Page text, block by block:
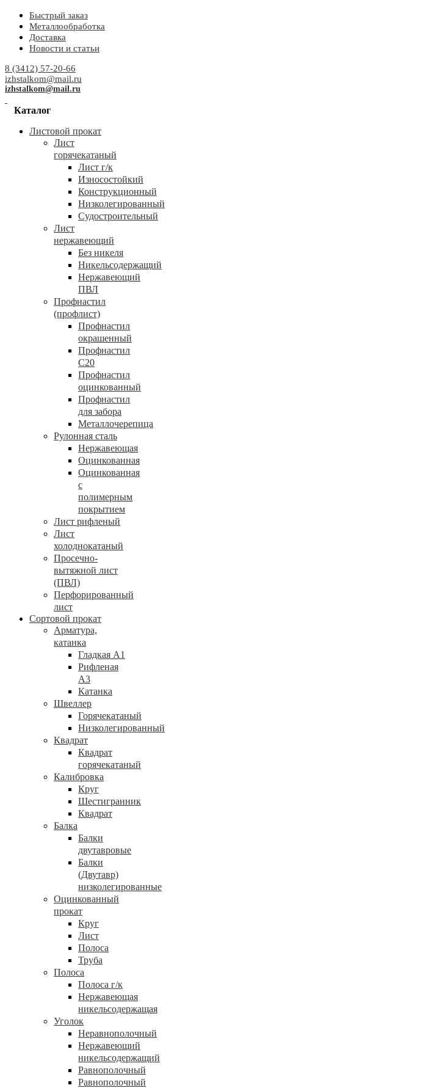
Быстрый заказ
Металлообработка
Доставка
Новости и статьи
8 (3412) 57-20-66
izhstalkom@mail.ru
izhstalkom@mail.ru
Каталог
Листовой прокат
Лист
горячекатаный
Лист г/к
Износостойкий
Конструкционный
Низколегированный
Судостроительный
Лист
нержавеющий
Без никеля
Никельсодержащий
Нержавеющий
ПВЛ
Профнастил
(профлист)
Профнастил
окрашенный
Профнастил
С20
Профнастил
оцинкованный
Профнастил
для забора
Металлочерепица
Рулонная сталь
Нержавеющая
Оцинкованная
Оцинкованная
с
полимерным
покрытием
Лист рифленый
Лист
холоднокатаный
Просечно-
вытяжной лист
(ПВЛ)
Перфорированный
лист
Сортовой прокат
Арматура,
катанка
Гладкая А1
Рифленая
А3
Катанка
Швеллер
Горячекатаный
Низколегированный
Квадрат
Квадрат
горячекатаный
Калибровка
Круг
Шестигранник
Квадрат
Балка
Балки
двутавровые
Балки
(Двутавр)
низколегированные
Оцинкованный
прокат
Круг
Лист
Полоса
Труба
Полоса
Полоса г/к
Нержавеющая
никельсодержащая
Уголок
Неравнополочный
Нержавеющий
никельсодержащий
Равнополочный
Равнополочный